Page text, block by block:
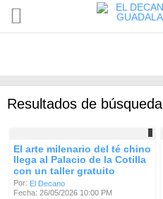
Resultados de búsqueda
El arte milenario del té chino
llega al Palacio de la Cotilla
con un taller gratuito
Por: El Decano
Fecha: 26/05/2026 10:00 PM